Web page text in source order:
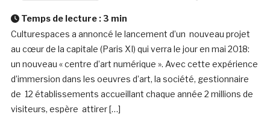
Temps de lecture : 3 min
Culturespaces a annoncé le lancement d’un nouveau projet
au cœur de la capitale (Paris XI) qui verra le jour en mai 2018:
un nouveau « centre d’art numérique ». Avec cette expérience
d’immersion dans les oeuvres d’art, la société, gestionnaire
de 12 établissements accueillant chaque année 2 millions de
visiteurs, espère attirer […]